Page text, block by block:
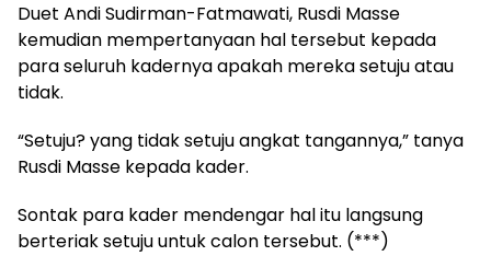
Duet Andi Sudirman-Fatmawati, Rusdi Masse
kemudian mempertanyaan hal tersebut kepada
para seluruh kadernya apakah mereka setuju atau
tidak.
“Setuju? yang tidak setuju angkat tangannya,” tanya
Rusdi Masse kepada kader.
Sontak para kader mendengar hal itu langsung
berteriak setuju untuk calon tersebut. (***)